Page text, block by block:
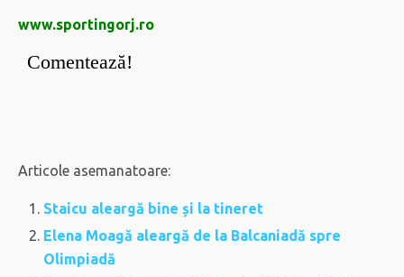
www.sportingorj.ro
Comentează!
Articole asemanatoare:
Staicu aleargă bine și la tineret
Elena Moagă aleargă de la Balcaniadă spre
Olimpiadă